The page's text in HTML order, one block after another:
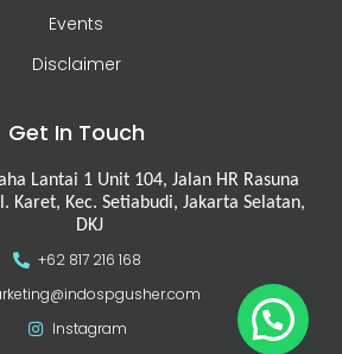
Events
Disclaimer
Get In Touch
Lantai 1 Unit 104, Jalan HR Rasuna
Karet, Kec. Setiabudi, Jakarta Selatan,
DKJ
+62 817 216 168
Instagram